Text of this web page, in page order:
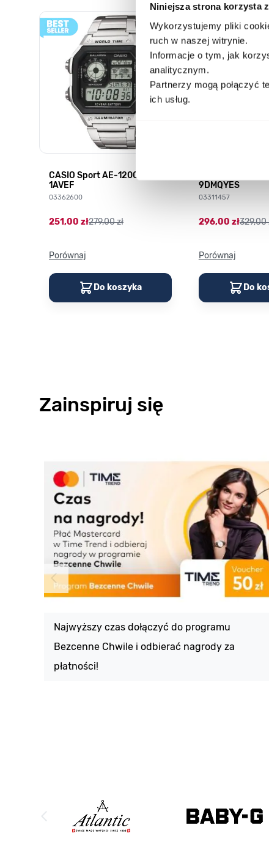
Niniejsza strona korzysta
Wykorzystujemy pliki
ruch w naszej witrynie.
Informacje o tym, jak
analitycznym.
Partnerzy mogą połączyć
ich usług.
Poruszanie się po elementach karuzeli jest możliwe za
Naciśnij, aby pominąć karuzelę
Naciśnij, aby przejść do nawigacji karuzeli
CASIO Sport AE-1200WHD-
1AVEF
03362600
251,00 zł279,00 zł
Porównaj
Do koszyka
9DMQYES
03311457
296,00 zł329,00
Porównaj
Do
Zainspiruj się
Najwyższy czas dołączyć do programu
Bezcenne Chwile i odbierać nagrody za
płatności!